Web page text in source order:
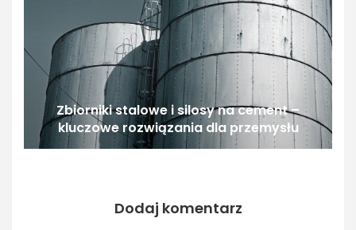
Zbiorniki stalowe i silosy na cement –
kluczowe rozwiązania dla przemysłu
Dodaj komentarz